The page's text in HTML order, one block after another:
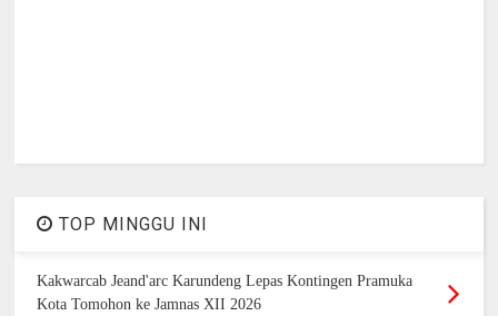
TOP MINGGU INI
Kakwarcab Jeand'arc Karundeng Lepas Kontingen Pramuka
Kota Tomohon ke Jamnas XII 2026